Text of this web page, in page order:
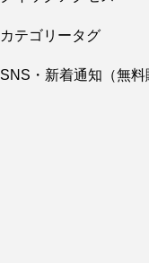
カテゴリータグ
SNS・新着通知（無料